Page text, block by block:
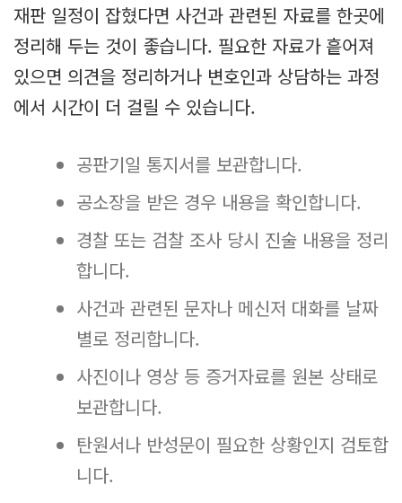
재판 일정이 잡혔다면 사건과 관련된 자료를 한곳에
정리해 두는 것이 좋습니다. 필요한 자료가 흩어져
있으면 의견을 정리하거나 변호인과 상담하는 과정
에서 시간이 더 걸릴 수 있습니다.
공판기일 통지서를 보관합니다.
공소장을 받은 경우 내용을 확인합니다.
경찰 또는 검찰 조사 당시 진술 내용을 정리
합니다.
사건과 관련된 문자나 메신저 대화를 날짜
별로 정리합니다.
사진이나 영상 등 증거자료를 원본 상태로
보관합니다.
탄원서나 반성문이 필요한 상황인지 검토합
니다.